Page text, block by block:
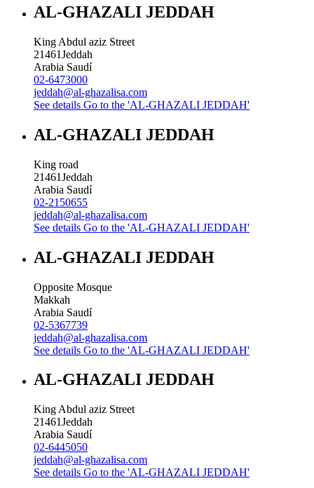
AL-GHAZALI JEDDAH
King Abdul aziz Street
21461Jeddah
Arabia Saudí
02-6473000
jeddah@al-ghazalisa.com
See details Go to the 'AL-GHAZALI JEDDAH'
AL-GHAZALI JEDDAH
King road
21461Jeddah
Arabia Saudí
02-2150655
jeddah@al-ghazalisa.com
See details Go to the 'AL-GHAZALI JEDDAH'
AL-GHAZALI JEDDAH
Opposite Mosque
Makkah
Arabia Saudí
02-5367739
jeddah@al-ghazalisa.com
See details Go to the 'AL-GHAZALI JEDDAH'
AL-GHAZALI JEDDAH
King Abdul aziz Street
21461Jeddah
Arabia Saudí
02-6445050
jeddah@al-ghazalisa.com
See details Go to the 'AL-GHAZALI JEDDAH'